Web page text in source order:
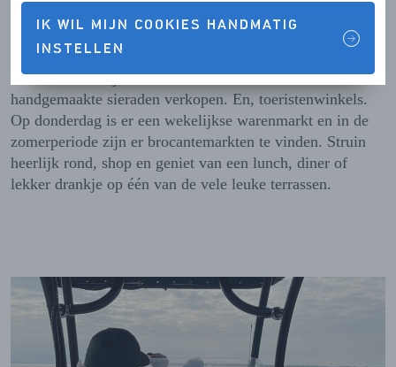
IK WIL MIJN COOKIES HANDMATIG
INSTELLEN
maar toch in alles voorzien. Je vindt er diverse ketens,
zoals Xenos, O'Moda en de HEMA, maar vooral veel
kleinere boetiekjes. Antiekwinkels. Galerieën waar ze
handgemaakte sieraden verkopen. En, toeristenwinkels.
Op donderdag is er een wekelijkse warenmarkt en in de
zomerperiode zijn er brocantemarkten te vinden. Struin
heerlijk rond, shop en geniet van een lunch, diner of
lekker drankje op één van de vele leuke terrassen.